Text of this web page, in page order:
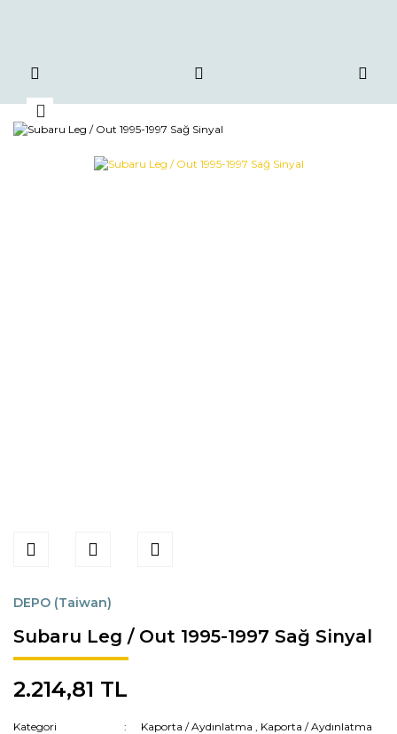
DEPO (Taiwan)
Subaru Leg / Out 1995-1997 Sağ Sinyal
2.214,81 TL
Kategori Kaporta / Aydınlatma , Kaporta / Aydınlatma